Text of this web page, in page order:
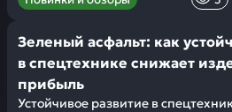
Зеленый асфальт: как
в спецтехнике снижает
прибыль
Устойчивое развитие в